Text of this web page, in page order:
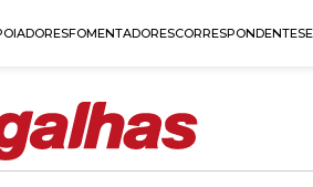
FOMENTADORESCORRESPONDENTES